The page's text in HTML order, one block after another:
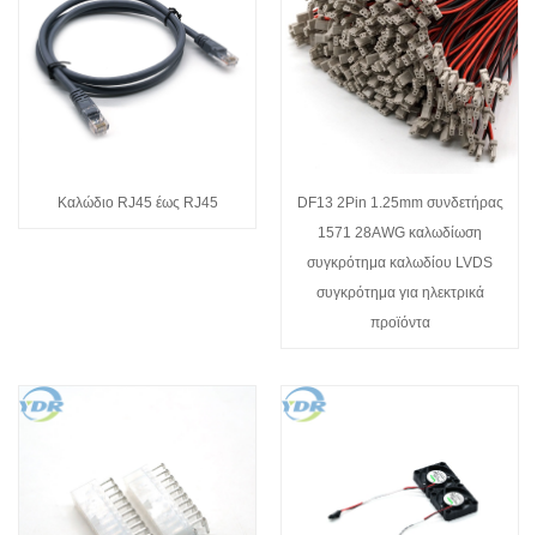
Καλώδιο RJ45 έως RJ45
DF13 2Pin 1.25mm συνδετήρας
1571 28AWG καλωδίωση
συγκρότημα καλωδίου LVDS
συγκρότημα για ηλεκτρικά
προϊόντα